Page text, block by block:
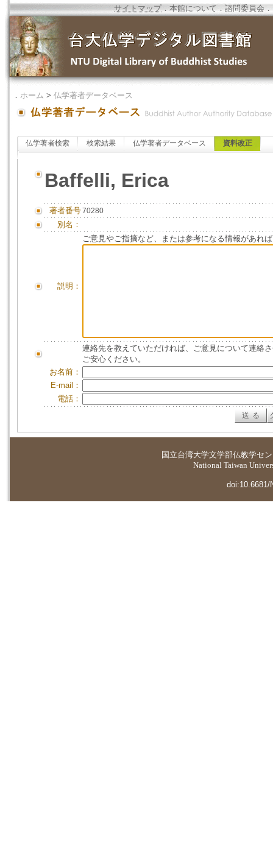
サイトマップ．本館について ．諮問委員会 ．
． ホーム > 仏学著者データベース
仏学著者検索 検索結果 仏学著者データベース 資料改正
Baffelli, Erica
著者番号70280
別名：
説明：
ご意見やご指摘など、または参考になる情報があれ
連絡先を教えていただければ、ご意見について連絡
ご安心ください。
お名前：
E-mail：
電話：
国立台湾大学文学部仏教学セ
National Taiwan
doi:10.6681/